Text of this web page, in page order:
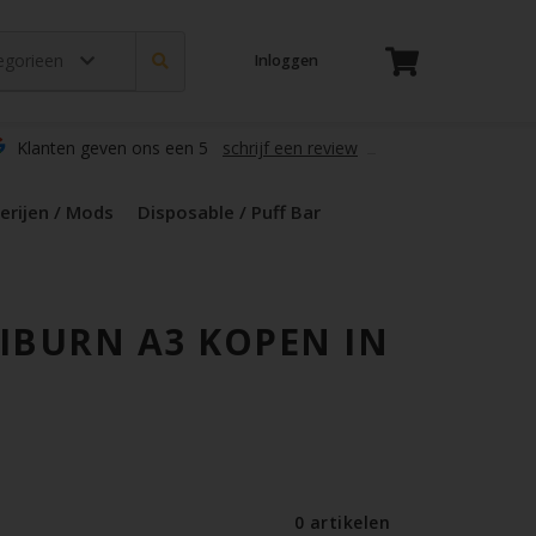
Inloggen
Klanten geven ons een 5 schrijf een review
/ Mods Disposable / Puff Bar
A3 KOPEN IN
0 artikelen